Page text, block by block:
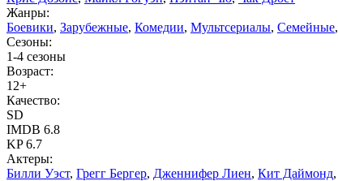
Жанры:
Боевики, Зарубежные, Комедии, Мультсериалы, Семейные,
Сезоны:
1-4 сезоны
Возраст:
12+
Качество:
SD
IMDB 6.8
KP6.7
Актеры:
Билли Уэст, Грегг Бергер, Дженнифер Лиен, Кит Даймонд,